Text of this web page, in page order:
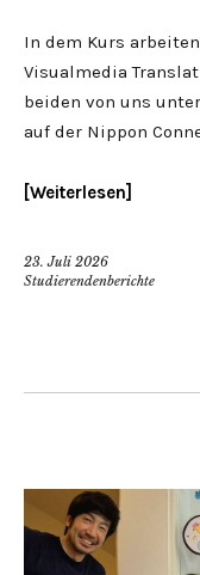
In dem Kurs
Visualmedia
beiden von uns
auf der Nippon
Weiterlesen
23. Juli 2026
Studierendenberichte